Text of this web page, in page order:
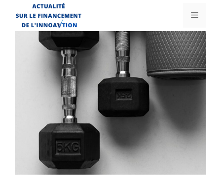
contenu
Menu